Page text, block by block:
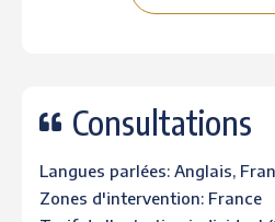
Consultations
Langues parlées: Anglais,
Zones d'intervention: France